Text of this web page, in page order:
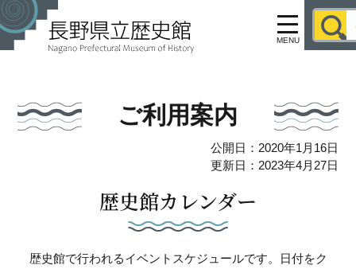
MENU
ご利用案内
公開日：2020年1月16日
更新日：2023年4月27日
歴史館カレンダー
歴史館で行われるイベントスケジュールです。日付をク